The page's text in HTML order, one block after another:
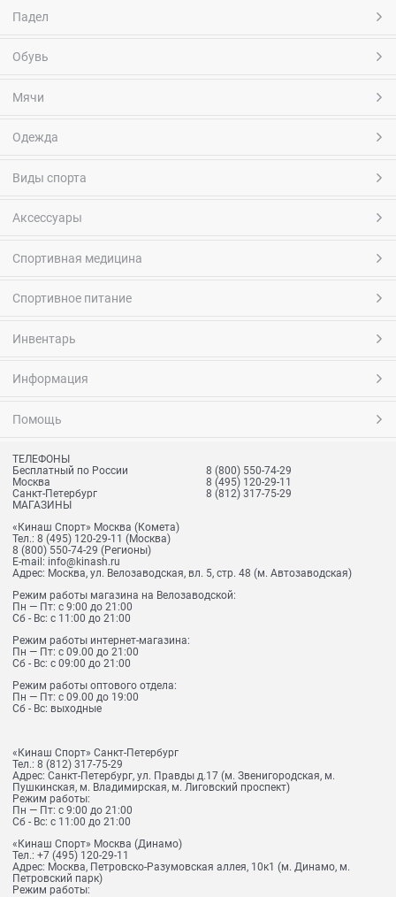
Падел
Обувь
Мячи
Одежда
Виды спорта
Аксессуары
Спортивная медицина
Спортивное питание
Инвентарь
Информация
Помощь
ТЕЛЕФОНЫ
Бесплатный по России
8 (800) 550-74-29
Москва
8 (495) 120-29-11
Санкт-Петербург
8 (812) 317-75-29
МАГАЗИНЫ
«Кинаш Спорт» Москва (Комета)
Тел.: 8 (495) 120-29-11 (Москва)
8 (800) 550-74-29 (Регионы)
E-mail: info@kinash.ru
Адрес: Москва, ул. Велозаводская, вл. 5, стр. 48 (м. Автозаводская)
Режим работы магазина на Велозаводской:
Пн — Пт: с 9:00 до 21:00
Сб - Вс: с 11:00 до 21:00
Режим работы интернет-магазина:
Пн — Пт: с 09.00 до 21:00
Сб - Вс: с 09:00 до 21:00
Режим работы оптового отдела:
Пн — Пт: с 09.00 до 19:00
Сб - Вс: выходные
«Кинаш Спорт» Санкт-Петербург
Тел.: 8 (812) 317-75-29
Адрес: Санкт-Петербург, ул. Правды д.17 (м. Звенигородская, м.
Пушкинская, м. Владимирская, м. Лиговский проспект)
Режим работы:
Пн — Пт: с 9:00 до 21:00
Сб - Вс: с 11:00 до 21:00
«Кинаш Спорт» Москва (Динамо)
Тел.: +7 (495) 120-29-11
Адрес: Москва, Петровско-Разумовская аллея, 10к1 (м. Динамо, м.
Петровский парк)
Режим работы: